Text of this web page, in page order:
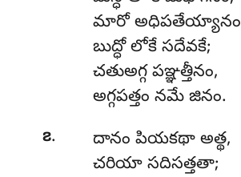
మారో
బుద్ధో లోకే సదేవకే;
చతుఅగ్గ పఞ్ఞత్తీనం,
అగ్గపత్తం నమే జినం.
౭. దానం పియకథా అత్థ,
చరియా సదిసత్తతా;